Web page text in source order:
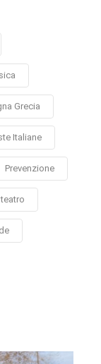
Grecia
Italiane
Prevenzione
teatro